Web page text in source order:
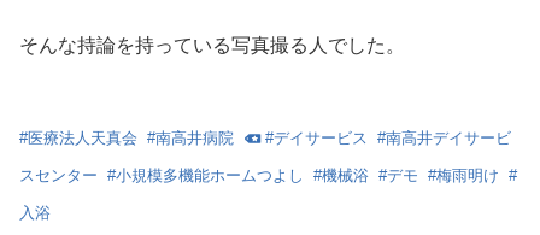
そんな持論を持っている写真撮る人でした。
#医療法人天真会 #南高井病院 #デイサービス #南高井デイサービ
スセンター #小規模多機能ホームつよし #機械浴 #デモ #梅雨明け #
入浴